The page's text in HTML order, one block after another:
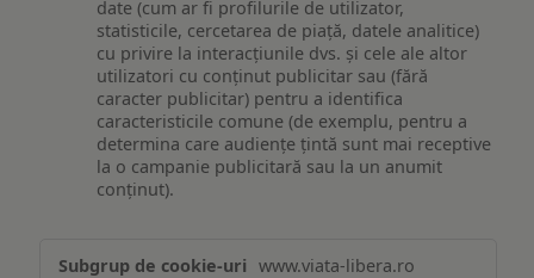
date (cum ar fi profilurile de utilizator,
statisticile, cercetarea de piață, datele analitice)
cu privire la interacțiunile dvs. și cele ale altor
utilizatori cu conținut publicitar sau (fără
caracter publicitar) pentru a identifica
caracteristicile comune (de exemplu, pentru a
determina care audiențe țintă sunt mai receptive
la o campanie publicitară sau la un anumit
conținut).
www.viata-libera.ro